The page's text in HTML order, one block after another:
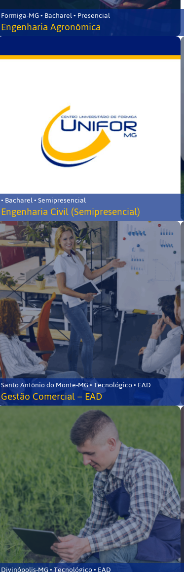
Formiga-MG • Bacharel • Presencial
Engenharia Agronômica
• Bacharel • Semipresencial
Engenharia Civil (Semipresencial)
Santo Antônio do Monte-MG • Tecnológico • EAD
Gestão Comercial – EAD